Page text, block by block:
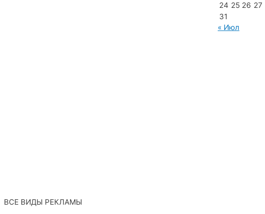
24 25 26 27
31
« Июл
ВСЕ ВИДЫ РЕКЛАМЫ